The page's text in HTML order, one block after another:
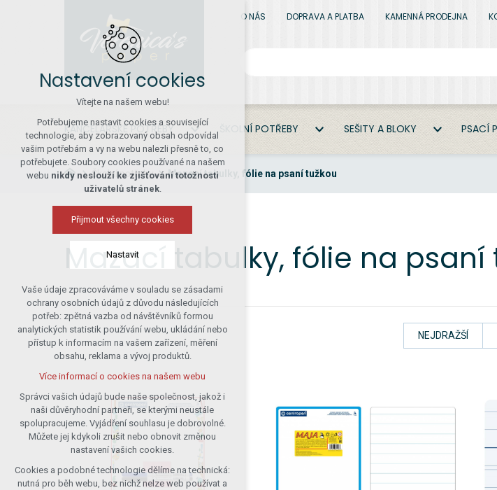
O NÁS DOPRAVA A PLATBA KAMENNÁ PRODEJNA
KANCELÁŘSKÉ POTŘEBY ŠKOLNÍ POTŘEBY SEŠITY A BLOKY PSACÍ
Školní potřeby Mazací tabulky, fólie na psaní tužkou
Mazací tabulky, fólie na psaní
NEJDRAŽŠÍ
Nastavení cookies
Vítejte na našem webu!
Potřebujeme nastavit cookies a související
technologie, aby zobrazovaný obsah odpovídal
vašim potřebám a vy na webu nalezli přesně to, co
potřebujete. Soubory cookies používané na našem
webu nikdy neslouží ke zjišťování totožnosti
uživatelů stránek.
Přijmout všechny cookies
Nastavit
Technická cookies
nutná pro provozování webu
udržení kontextu stránek (session):
případná přihlášení, volby jazyka, apod.
Volitelná cookies
analytická pro anonymizované
vyhodnocení návštěvnosti
marketingová cookies (Google)
Více informací o cookies na našem webu
Přijmout všechny cookies
Vaše údaje zpracováváme v souladu se zásadami
ochrany osobních údajů z důvodu následujících
potřeb: zpětná vazba od návštěvníků formou
analytických statistik používání webu, ukládání nebo
přístup k informacím na vašem zařízení, měření
obsahu, reklama a vývoj produktů.
Více informací o cookies na našem webu
Správci vašich údajů bude naše společnost, jakož i
naši důvěryhodní partneři, se kterými neustále
spolupracujeme. Vyjádření souhlasu je dobrovolné.
Můžete jej kdykoli zrušit nebo obnovit změnou
nastavení vašich cookies.
Cookies a podobné technologie dělíme na technická:
nutná pro běh webu, bez nichž nelze web používat a